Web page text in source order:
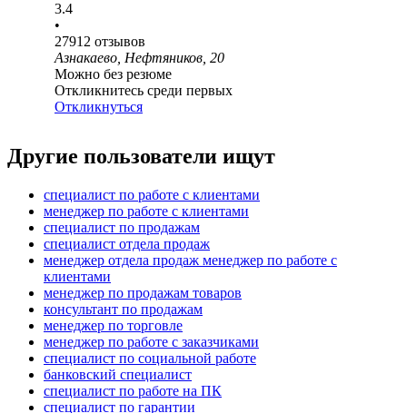
3.4
•
27912 отзывов
Азнакаево, Нефтяников, 20
Можно без резюме
Откликнитесь среди первых
Откликнуться
Другие пользователи ищут
специалист по работе с клиентами
менеджер по работе с клиентами
специалист по продажам
специалист отдела продаж
менеджер отдела продаж менеджер по работе с
клиентами
менеджер по продажам товаров
консультант по продажам
менеджер по торговле
менеджер по работе с заказчиками
специалист по социальной работе
банковский специалист
специалист по работе на ПК
специалист по гарантии